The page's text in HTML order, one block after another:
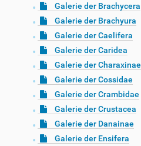
Galerie der Brachycera
Galerie der Brachyura
Galerie der Caelifera
Galerie der Caridea
Galerie der Charaxinae
Galerie der Cossidae
Galerie der Crambidae
Galerie der Crustacea
Galerie der Danainae
Galerie der Ensifera